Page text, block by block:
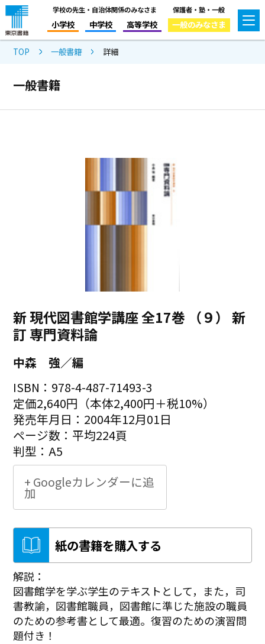
学校の先生・自治体関係のみなさま
小学校 中学校 高等学校
保護者・塾・一般
一般のみなさま
TOP 一般書籍 詳細
一般書籍
新 現代図書館学講座 全17巻 （９） 新
訂 専門資料論
中森 強／編
ISBN：978-4-487-71493-3
定価2,640円（本体2,400円＋税10%）
発売年月日：2004年12月01日
ページ数：平均224頁
判型：A5
+ Googleカレンダーに追
加
紙の書籍を購入する
解説：
図書館学を学ぶ学生のテキストとして，また，司
書教諭，図書館職員，図書館に準じた施設の職員
のための参考書として最適。復習のための演習問
題付き！